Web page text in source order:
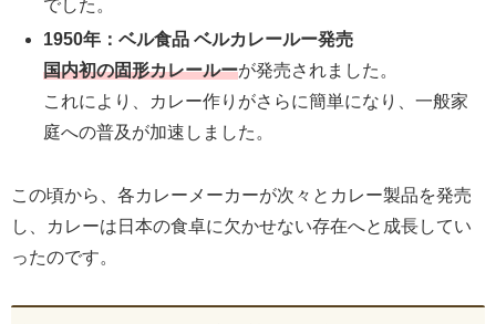
でした。
1950年：ベル食品 ベルカレールー発売
国内初の固形カレールーが発売されました。
これにより、カレー作りがさらに簡単になり、一般家
庭への普及が加速しました。
この頃から、各カレーメーカーが次々とカレー製品を発売
し、カレーは日本の食卓に欠かせない存在へと成長してい
ったのです。